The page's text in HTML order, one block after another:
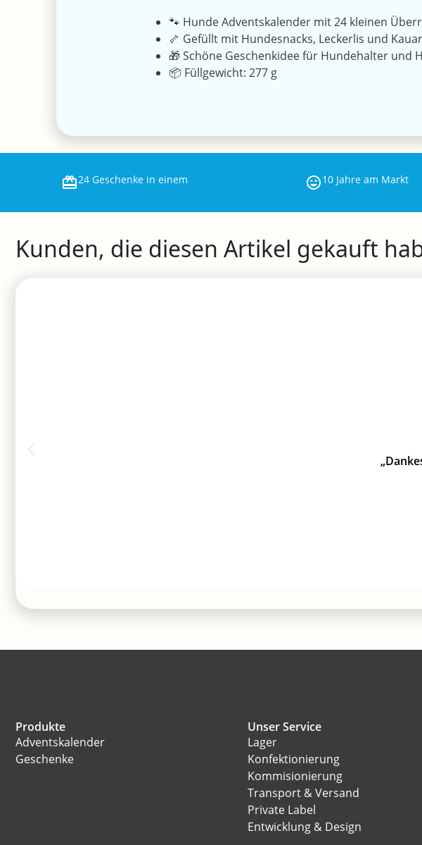
🐾 Hunde Adventskalender mit 24 kleinen
🦴 Gefüllt mit Hundesnacks, Leckerlis und
🎁 Schöne Geschenkidee für Hundehalter und
📦 Füllgewicht: 277 g
24 Geschenke in einem 10 Jahre am Markt
Kunden, die diesen Artikel gekauft
Produkte
Adventskalender
Geschenke
Unser Service
Lager
Konfektionierung
Kommisionierung
Transport & Versand
Private Label
Entwicklung & Design